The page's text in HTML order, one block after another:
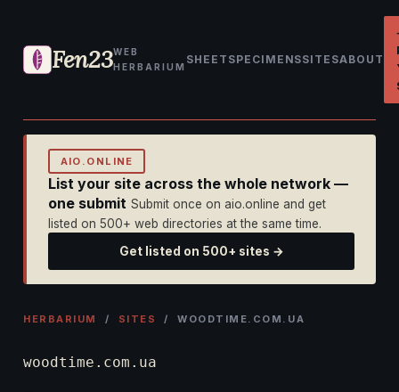
Fen23WEB
HERBARIUM
SHEET SPECIMENSSITESABOUT
AIO.ONLINE
List your site across the whole network —
one submit Submit once on aio.online and get
listed on 500+ web directories at the same time.
Get listed on 500+ sites →
HERBARIUM / SITES / WOODTIME.COM.UA
woodtime.com.ua